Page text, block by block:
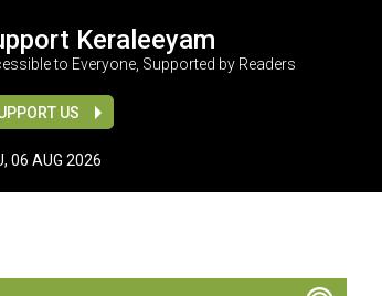
Keraleeyam
to Everyone, Supported by Readers
US
06 AUG 2026